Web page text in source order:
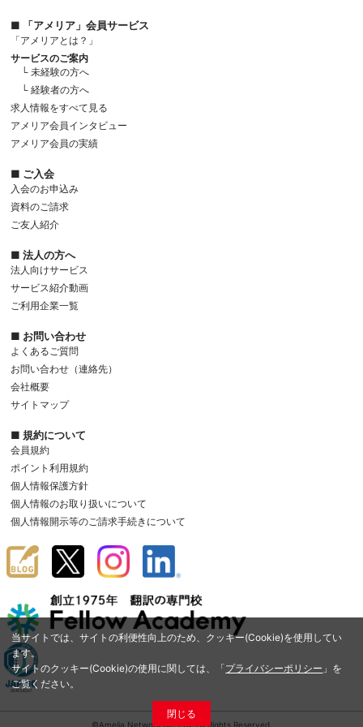
当サイトでは、サイトの利便性向上のため、クッキー(Cookie)を使用してい
ます。
サイトのクッキー(Cookie)の使用に関しては、「プライバシーポリシー 」を
ご覧ください。
閉じる
■ 「アメリア」会員サービス
「アメリアとは？」
サービスのご案内
└ 未経験の方へ
└ 経験者の方へ
求人情報をすべて見る
アメリア会員インタビュー
アメリア会員の実績
■ ご入会
入会のお申込み
資料のご請求
ご友人紹介
■ 法人の方へ
法人向けサービス
サービス紹介動画
ご利用企業一覧
■ お問い合わせ
よくあるご質問
お問い合わせ（連絡先）
会社概要
サイトマップ
■ 規約について
会員規約
ポイント利用規約
個人情報保護方針
個人情報のお取り扱いについて
個人情報開示等のご請求手続きについて
©Amelia Network Co.,Ltd. All Rights Reserved.